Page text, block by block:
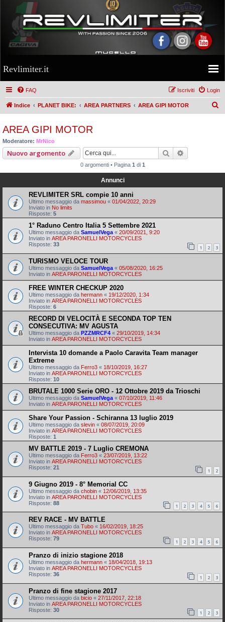
Revlimiter.it
FAQ Login
Iscriviti
Indice PLANET BIKE: AREA PARTNERS AREA GIPI MOTOR
AREA GIPI MOTOR
Moderatore: MrNico
Nuovo argomento Cerca
0 argomenti • Pagina 1di 1
Annunci
REVLIMITER SRL compie 10 anni
Ultimo messaggio da massimou « 01/04/2022, 20:29
Inviato in No limits
Risposte: 5
1° Raduno Centro Italia 5 Settembre 2021
Ultimo messaggio da SamuelVega« 20/09/2021, 9:20
Inviato in AREA PARONELLI MOTORCYCLES
Risposte: 33 1 2 3
TURISMO VELOCE TOUR
Ultimo messaggio da SamuelVega « 05/08/2020, 16:25
Inviato in AREA PARONELLI MOTORCYCLES
FREE WINTER CHECKUP 2020
Ultimo messaggio da hermann « 19/12/2020, 1:34
Inviato in AREA PARONELLI MOTORCYCLES
Risposte: 6
RECORD DI VELOCITÀ E SECONDA TOP TEN
CONSECUTIVA: MV AGUSTA
Ultimo messaggio da PZZMRCF4 « 29/10/2019, 14:34
Inviato in AREA PARONELLI MOTORCYCLES
Intervista 10 domande a Paolo Caravita Team manager
Extreme
Ultimo messaggio da Ferro3 « 18/10/2019, 16:27
Inviato in AREA PARONELLI MOTORCYCLES
Risposte: 10
BRUTALE 1000 Serie ORO - 12 Ottobre 2019 da Trioschi
Ultimo messaggio da SamuelVega « 07/10/2019, 11:46
Inviato in AREA PARONELLI MOTORCYCLES
Share Your Passion - Schiranna 13 luglio 2019
Ultimo messaggio da slevin « 08/07/2019, 20:09
Inviato in AREA PARONELLI MOTORCYCLES
Risposte: 1
MV BATTLE 2019 - 7 Luglio CREMONA
Ultimo messaggio da Ferro3 « 23/07/2019, 13:22
Inviato in AREA PARONELLI MOTORCYCLES
Risposte: 21 1 2
9 Giugno 2019 - 8° Memorial CC
Ultimo messaggio da chobin « 12/06/2019, 13:35
Inviato in AREA PARONELLI MOTORCYCLES
Risposte: 88 1 2 3 4 5 6
REV RACE - MV BATTLE
Ultimo messaggio da Tubo « 16/02/2019, 18:25
Inviato in AREA PARONELLI MOTORCYCLES
Risposte: 79 1 2 3 4 5 6
Pranzo di inizio stagione 2018
Ultimo messaggio da hermann « 18/04/2018, 19:13
Inviato in AREA PARONELLI MOTORCYCLES
Risposte: 36 1 2 3
Pranzo di fine stagione 2017
Ultimo messaggio da bicio « 27/11/2017, 22:18
Inviato in AREA PARONELLI MOTORCYCLES
Risposte: 30 1 2 3